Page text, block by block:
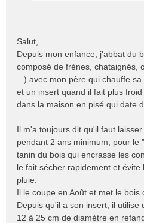
Salut,
Depuis mon enfance, j'abbat du
composé de frènes, chataignés,
...) avec mon père qui chauffe
et un insert quand il fait plus
dans la maison en pisé qui date
Il m'a toujours dit qu'il faut
pendant 2 ans minimum, pour le
tanin du bois qui encrasse les
le fait sécher rapidement et
pluie.
Il le coupe en Août et met le bois
Depuis qu'il a son insert, il utilise
12 à 25 cm de diamètre en